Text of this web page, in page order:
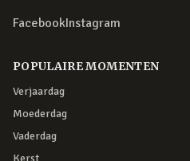
FacebookInstagram
POPULAIRE MOMENTEN
Verjaardag
Moederdag
Vaderdag
Kerst